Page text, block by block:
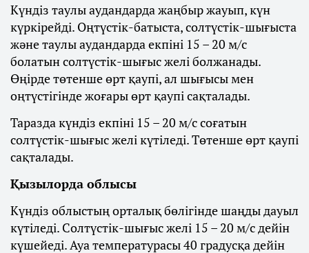
Күндіз таулы аудандарда жаңбыр жауып, күн
күркірейді. Оңтүстік-батыста, солтүстік-шығыста
және таулы аудандарда екпіні 15 – 20 м/с
болатын солтүстік-шығыс желі болжанады.
Өңірде төтенше өрт қаупі, ал шығысы мен
оңтүстігінде жоғары өрт қаупі сақталады.
Таразда күндіз екпіні 15 – 20 м/с соғатын
солтүстік-шығыс желі күтіледі. Төтенше өрт қаупі
сақталады.
Қызылорда облысы
Күндіз облыстың орталық бөлігінде шаңды дауыл
күтіледі. Солтүстік-шығыс желі 15 – 20 м/с дейін
күшейеді. Ауа температурасы 40 градусқа дейін